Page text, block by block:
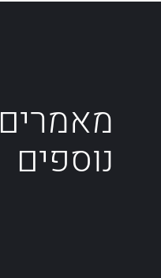
מאמרים
נוספים